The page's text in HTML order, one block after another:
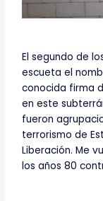
El segundo de
escueta el
conocida firma
en este
fueron
terrorismo de
Liberación. Me
los años 80